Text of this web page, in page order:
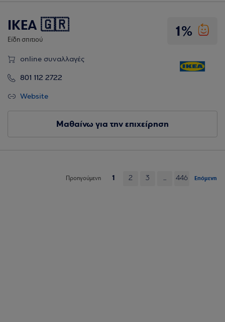
1%
IKEA 🇬🇷
Είδη σπιτιού
online συναλλαγές
801 112 2722
Website
Μαθαίνω για την επιχείρηση
Προηγούμενη 1 2 3 ... 446 Επόμενη